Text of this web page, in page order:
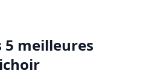
5 meilleures